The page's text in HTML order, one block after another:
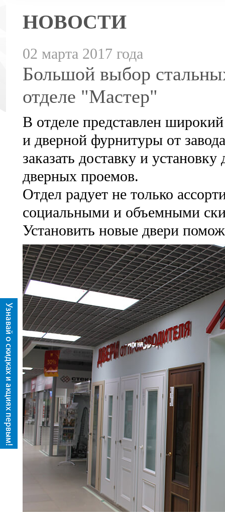
НОВОСТИ
02 марта 2017 года
Большой выбор
отделе "Мастер"
В отделе представлен
и дверной фурнитуры от
заказать доставку и
дверных проемов.
Отдел радует не только
социальными и объемными
Установить новые двери